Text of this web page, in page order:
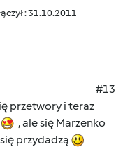
: 31.10.2011
#13
przetwory i teraz
, ale się Marzenko
przydadzą